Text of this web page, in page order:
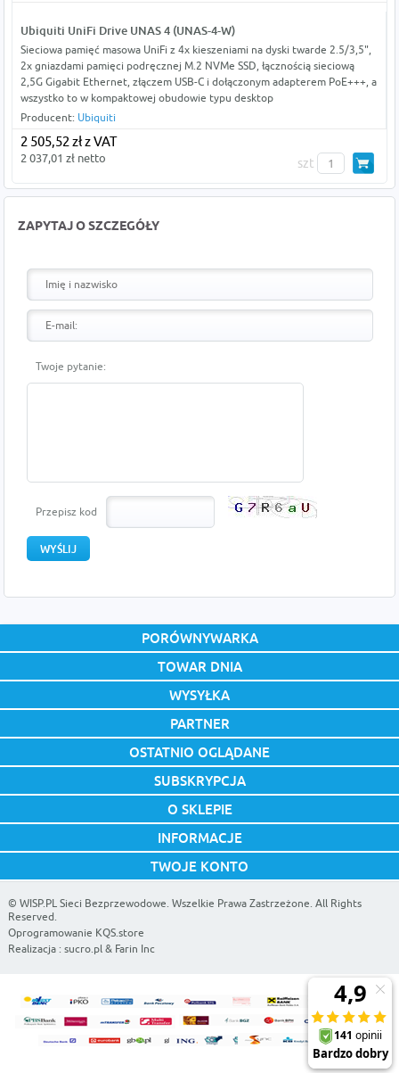
Ubiquiti UniFi Drive UNAS 4 (UNAS-4-W)
Sieciowa pamięć masowa UniFi z 4x kieszeniami na dyski twarde 2.5/3,5",
2x gniazdami pamięci podręcznej M.2 NVMe SSD, łącznością sieciową
2,5G Gigabit Ethernet, złączem USB-C i dołączonym adapterem PoE+++, a
wszystko to w kompaktowej obudowie typu desktop
Producent: Ubiquiti
2 505,52 zł z VAT
2 037,01 zł netto szt
ZAPYTAJ O SZCZEGÓŁY
Twoje pytanie:
Przepisz kod
PORÓWNYWARKA
TOWAR DNIA
WYSYŁKA
PARTNER
OSTATNIO OGLĄDANE
SUBSKRYPCJA
O SKLEPIE
INFORMACJE
TWOJE KONTO
© WISP.PL Sieci Bezprzewodowe. Wszelkie Prawa Zastrzeżone. All Rights
Reserved.
Oprogramowanie KQS.store
Realizacja : sucro.pl& Farin Inc